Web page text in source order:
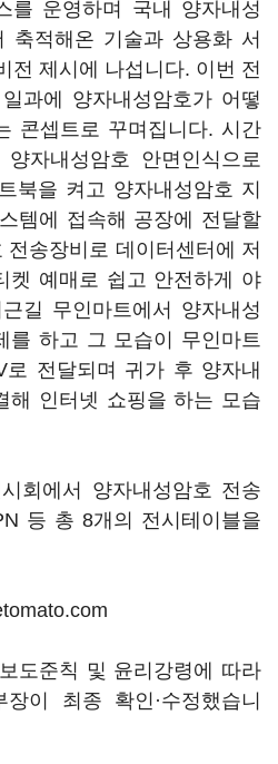
를 운영하며 국내 양자내성
축적해온 기술과 상용화 서
전 제시에 나섭니다. 이번 전
과에 양자내성암호가 어떻
콘셉트로 꾸며집니다. 시간
자내성암호 안면인식으로
북을 켜고 양자내성암호 지
템에 접속해 공장에 전달할
송장비로 데이터센터에 저
켓 예매로 쉽고 안전하게 야
길 무인마트에서 양자내성
를 하고 그 모습이 무인마트
전달되며 귀가 후 양자내
해 인터넷 쇼핑을 하는 모습
회에서 양자내성암호 전송
등 총 8개의 전시테이블을
도준칙 및 윤리강령에 따라
이 최종 확인·수정했습니